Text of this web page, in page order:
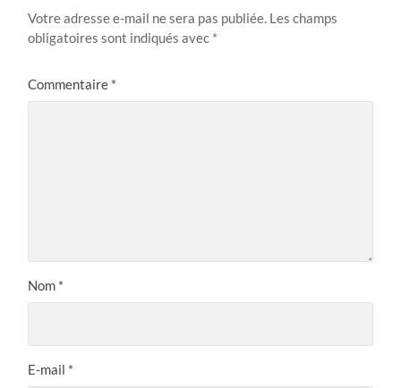
Votre adresse e-mail ne sera pas publiée. Les champs
obligatoires sont indiqués avec *
Commentaire *
Nom *
E-mail *